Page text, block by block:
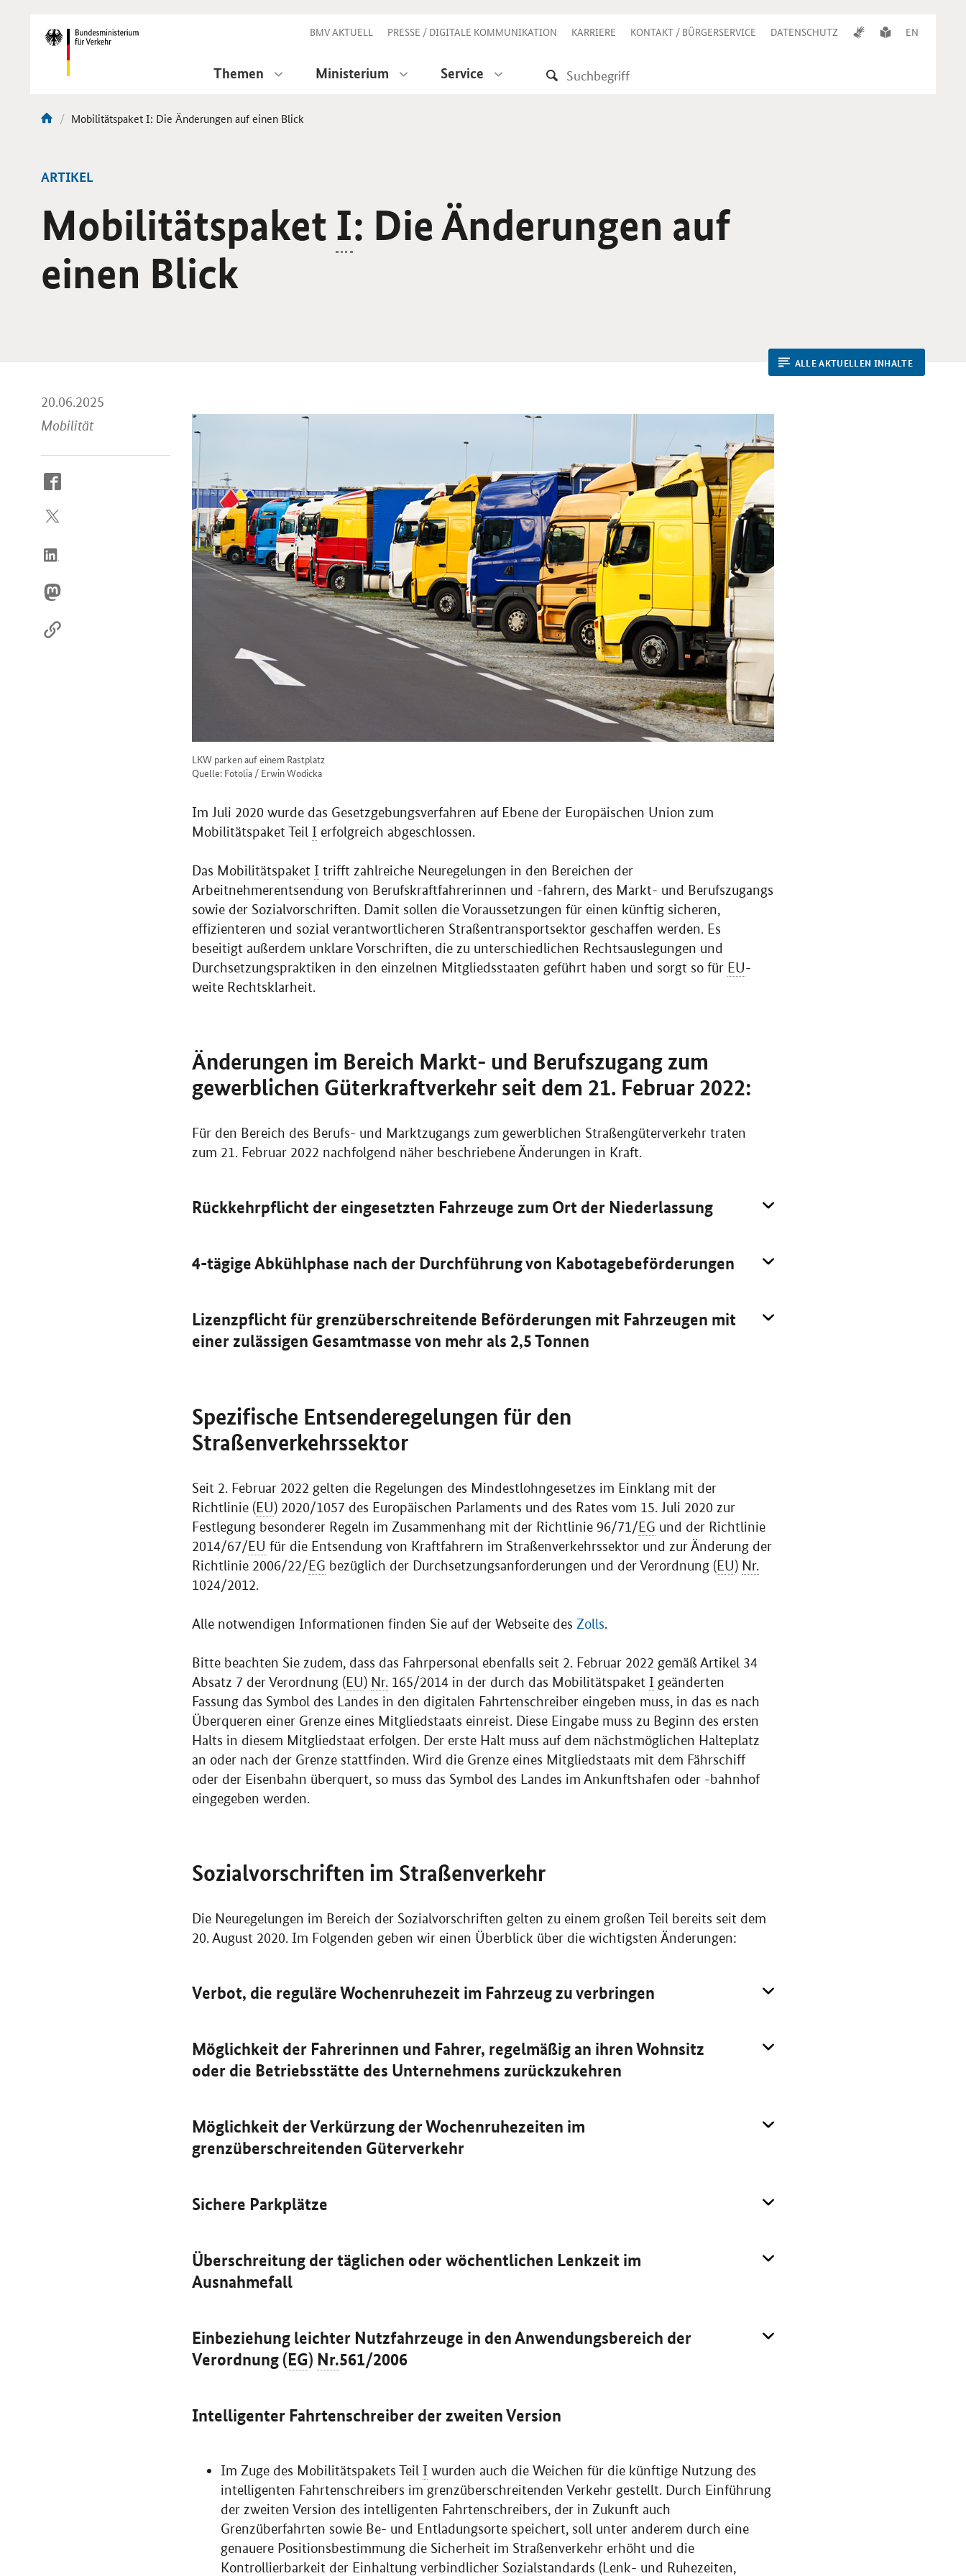
Navigation BMV AKTUELL PRESSE / DIGITALE KOMMUNIKATION KARRIERE KONTAKT / BÜRGERSERVICE DATENSCHUTZ EN
Themen Ministerium Service
Aktuelle
Mobilitätspaket I: Die Änderungen auf einen Blick
ARTIKEL
Mobilitätspaket I: Die Änderungen auf
einen Blick
ALLE AKTUELLEN INHALTE
20.06.2025
Mobilität
So
Sie
Internet
LKW parken auf einem Rastplatz
Quelle: Fotolia / Erwin Wodicka
Im Juli 2020 wurde das Gesetzgebungsverfahren auf Ebene der Europäischen Union zum
Mobilitätspaket Teil I erfolgreich abgeschlossen.
Das Mobilitätspaket I trifft zahlreiche Neuregelungen in den Bereichen der
Arbeitnehmerentsendung von Berufskraftfahrerinnen und -fahrern, des Markt- und Berufszugangs
sowie der Sozialvorschriften. Damit sollen die Voraussetzungen für einen künftig sicheren,
effizienteren und sozial verantwortlicheren Straßentransportsektor geschaffen werden. Es
beseitigt außerdem unklare Vorschriften, die zu unterschiedlichen Rechtsauslegungen und
Durchsetzungspraktiken in den einzelnen Mitgliedsstaaten geführt haben und sorgt so für EU-
weite Rechtsklarheit.
Änderungen im Bereich Markt- und Berufszugang zum
gewerblichen Güterkraftverkehr seit dem 21. Februar 2022:
Für den Bereich des Berufs- und Marktzugangs zum gewerblichen Straßengüterverkehr traten
zum 21. Februar 2022 nachfolgend näher beschriebene Änderungen in Kraft.
Rückkehrpflicht der eingesetzten Fahrzeuge zum Ort der Niederlassung
4-tägige Abkühlphase nach der Durchführung von Kabotagebeförderungen
Lizenzpflicht für grenzüberschreitende Beförderungen mit Fahrzeugen mit
einer zulässigen Gesamtmasse von mehr als 2,5 Tonnen
Spezifische Entsenderegelungen für den
Straßenverkehrssektor
Seit 2. Februar 2022 gelten die Regelungen des Mindestlohngesetzes im Einklang mit der
Richtlinie (EU) 2020/1057 des Europäischen Parlaments und des Rates vom 15. Juli 2020 zur
Festlegung besonderer Regeln im Zusammenhang mit der Richtlinie 96/71/EG und der Richtlinie
2014/67/EU für die Entsendung von Kraftfahrern im Straßenverkehrssektor und zur Änderung der
Richtlinie 2006/22/EG bezüglich der Durchsetzungsanforderungen und der Verordnung (EU) Nr.
1024/2012.
Alle notwendigen Informationen finden Sie auf der Webseite des Zolls.
Bitte beachten Sie zudem, dass das Fahrpersonal ebenfalls seit 2. Februar 2022 gemäß Artikel 34
Absatz 7 der Verordnung (EU) Nr. 165/2014 in der durch das Mobilitätspaket I geänderten
Fassung das Symbol des Landes in den digitalen Fahrtenschreiber eingeben muss, in das es nach
Überqueren einer Grenze eines Mitgliedstaats einreist. Diese Eingabe muss zu Beginn des ersten
Halts in diesem Mitgliedstaat erfolgen. Der erste Halt muss auf dem nächstmöglichen Halteplatz
an oder nach der Grenze stattfinden. Wird die Grenze eines Mitgliedstaats mit dem Fährschiff
oder der Eisenbahn überquert, so muss das Symbol des Landes im Ankunftshafen oder -bahnhof
eingegeben werden.
Sozialvorschriften im Straßenverkehr
Die Neuregelungen im Bereich der Sozialvorschriften gelten zu einem großen Teil bereits seit dem
20. August 2020. Im Folgenden geben wir einen Überblick über die wichtigsten Änderungen:
Verbot, die reguläre Wochenruhezeit im Fahrzeug zu verbringen
Möglichkeit der Fahrerinnen und Fahrer, regelmäßig an ihren Wohnsitz
oder die Betriebsstätte des Unternehmens zurückzukehren
Möglichkeit der Verkürzung der Wochenruhezeiten im
grenzüberschreitenden Güterverkehr
Sichere Parkplätze
Überschreitung der täglichen oder wöchentlichen Lenkzeit im
Ausnahmefall
Einbeziehung leichter Nutzfahrzeuge in den Anwendungsbereich der
Verordnung (EG) Nr.561/2006
Intelligenter Fahrtenschreiber der zweiten Version
Im Zuge des Mobilitätspakets Teil I wurden auch die Weichen für die künftige Nutzung des
intelligenten Fahrtenschreibers im grenzüberschreitenden Verkehr gestellt. Durch Einführung
der zweiten Version des intelligenten Fahrtenschreibers, der in Zukunft auch
Grenzüberfahrten sowie Be- und Entladungsorte speichert, soll unter anderem durch eine
genauere Positionsbestimmung die Sicherheit im Straßenverkehr erhöht und die
Kontrollierbarkeit der Einhaltung verbindlicher Sozialstandards (Lenk- und Ruhezeiten,